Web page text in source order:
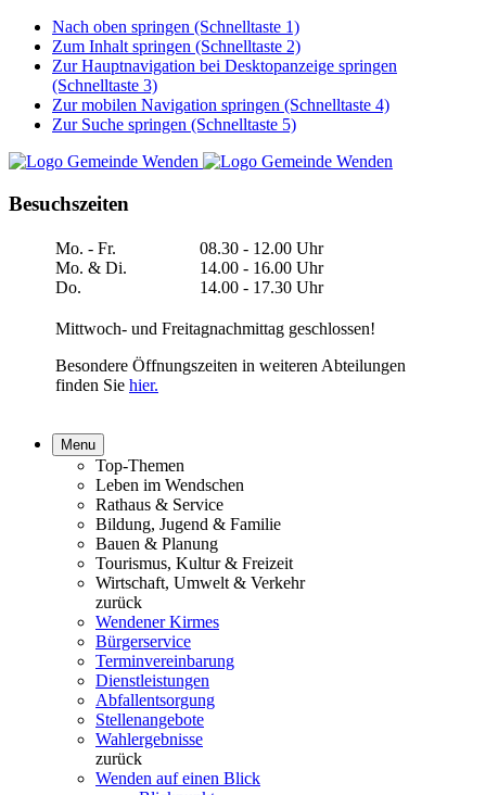
Nach oben springen (Schnelltaste 1)
Zum Inhalt springen (Schnelltaste 2)
Zur Hauptnavigation bei Desktopanzeige springen
(Schnelltaste 3)
Zur mobilen Navigation springen (Schnelltaste 4)
Zur Suche springen (Schnelltaste 5)
Besuchszeiten
Mo. - Fr.
Mo. & Di.
Do.
08.30 - 12.00 Uhr
14.00 - 16.00 Uhr
14.00 - 17.30 Uhr
Mittwoch- und Freitagnachmittag geschlossen!
Besondere Öffnungszeiten in weiteren Abteilungen
finden Sie hier.
Menu
Top-Themen
Leben im Wendschen
Rathaus & Service
Bildung, Jugend & Familie
Bauen & Planung
Tourismus, Kultur & Freizeit
Wirtschaft, Umwelt & Verkehr
zurück
Wendener Kirmes
Bürgerservice
Terminvereinbarung
Dienstleistungen
Abfallentsorgung
Stellenangebote
Wahlergebnisse
zurück
Wenden auf einen Blick